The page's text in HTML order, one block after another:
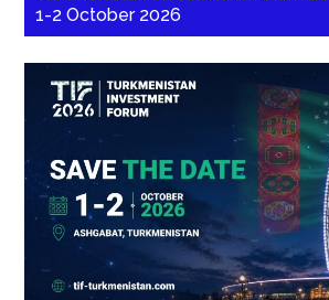
1-2 October 2026